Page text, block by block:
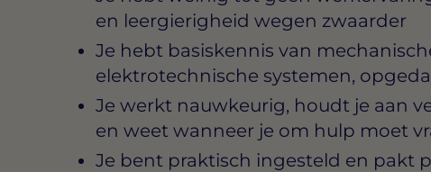
en leergierigheid wegen zwaarder
Je hebt basiskennis van
elektrotechnische systemen,
Je werkt nauwkeurig, houdt je aan
en weet wanneer je om hulp moet
Je bent praktisch ingesteld en pakt